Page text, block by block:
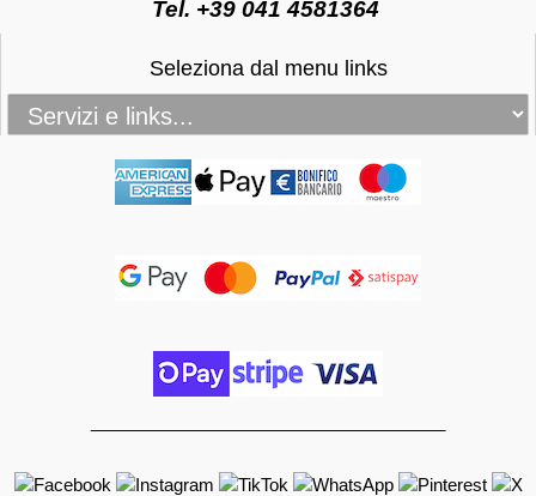
Tel. +39 041 4581364
Seleziona dal menu links